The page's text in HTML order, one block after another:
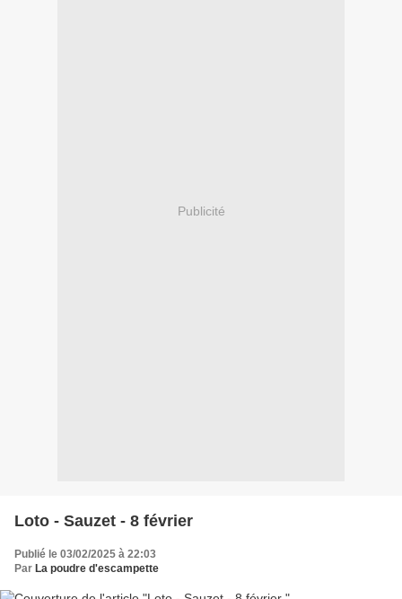
Publicité
Loto - Sauzet - 8 février
Publié le 03/02/2025 à 22:03
Par La poudre d'escampette